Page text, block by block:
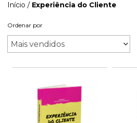
Início / Experiência do Cliente
Ordenar por